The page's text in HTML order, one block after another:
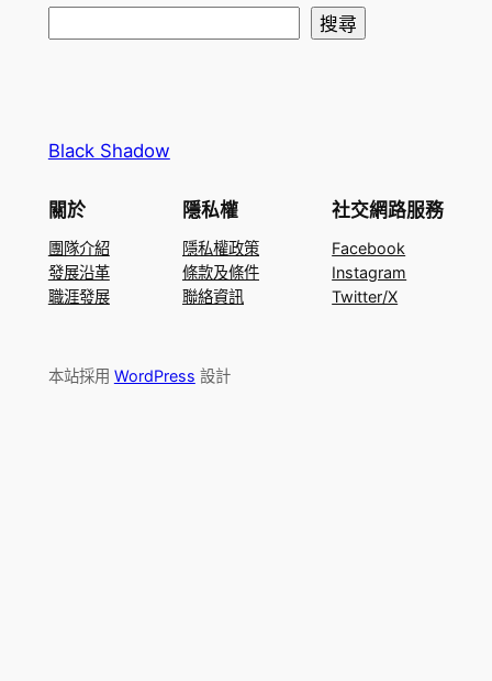
搜尋
Black Shadow
關於
團隊介紹
發展沿革
職涯發展
隱私權
隱私權政策
條款及條件
聯絡資訊
社交網路服務
Facebook
Instagram
Twitter/X
本站採用 WordPress 設計